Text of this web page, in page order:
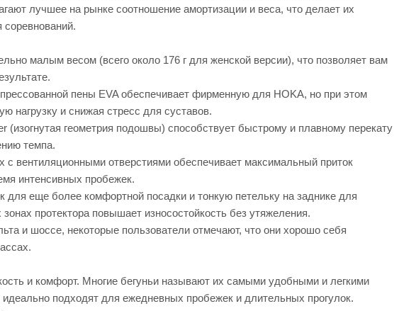
лучшее на рынке соотношение амортизации и веса, что делает их
малым весом (всего около 176 г для женской версии), что позволяет вам
пены EVA обеспечивает фирменную для HOKA, но при этом
нагрузку и снижая стресс для суставов.
(изогнутая геометрия подошвы) способствует быстрому и плавному перекату
темпа.
вентиляционными отверстиями обеспечивает максимальный приток
интенсивных пробежек.
еще более комфортной посадки и тонкую петельку на заднике для
протектора повышает износостойкость без утяжеления.
и шоссе, некоторые пользователи отмечают, что они хорошо себя
и комфорт. Многие бегуньи называют их самыми удобными и легкими
подходят для ежедневных пробежек и длительных прогулок.